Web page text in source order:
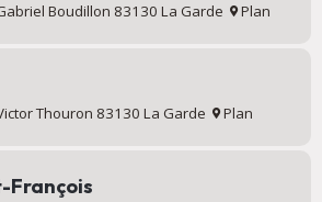
Boudillon 83130 La Garde Plan
Thouron 83130 La Garde Plan
François